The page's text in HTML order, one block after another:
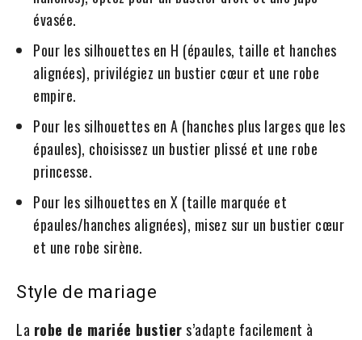
évasée.
Pour les silhouettes en H (épaules, taille et hanches
alignées), privilégiez un bustier cœur et une robe
empire.
Pour les silhouettes en A (hanches plus larges que les
épaules), choisissez un bustier plissé et une robe
princesse.
Pour les silhouettes en X (taille marquée et
épaules/hanches alignées), misez sur un bustier cœur
et une robe sirène.
Style de mariage
La robe de mariée bustiers’adapte facilement à